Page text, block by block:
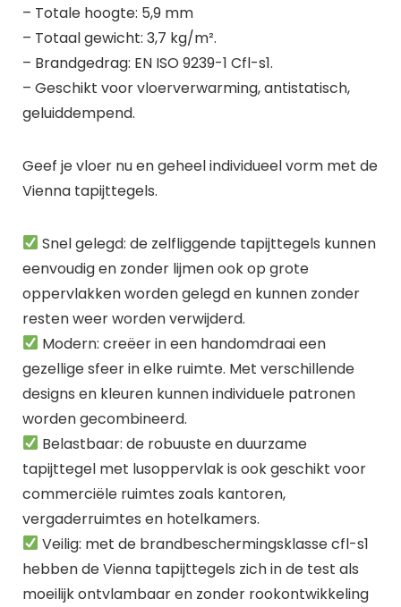
– Totale hoogte: 5,9 mm
– Totaal gewicht: 3,7 kg/m².
– Brandgedrag: EN ISO 9239-1 Cfl-s1.
– Geschikt voor vloerverwarming, antistatisch,
geluiddempend.
Geef je vloer nu en geheel individueel vorm met de
Vienna tapijttegels.
Snel gelegd: de zelfliggende tapijttegels kunnen
eenvoudig en zonder lijmen ook op grote
oppervlakken worden gelegd en kunnen zonder
resten weer worden verwijderd.
Modern: creëer in een handomdraai een
gezellige sfeer in elke ruimte. Met verschillende
designs en kleuren kunnen individuele patronen
worden gecombineerd.
Belastbaar: de robuuste en duurzame
tapijttegel met lusoppervlak is ook geschikt voor
commerciële ruimtes zoals kantoren,
vergaderruimtes en hotelkamers.
Veilig: met de brandbeschermingsklasse cfl-s1
hebben de Vienna tapijttegels zich in de test als
moeilijk ontvlambaar en zonder rookontwikkeling